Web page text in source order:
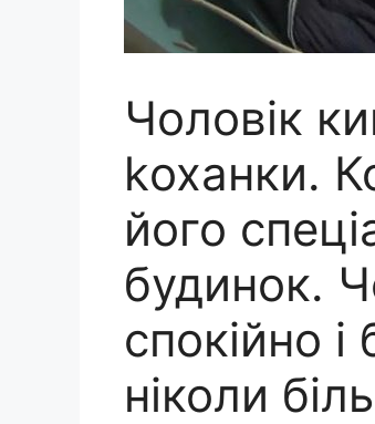
Чоловік
kоханки.
його
будинок.
спокійно і
ніколи